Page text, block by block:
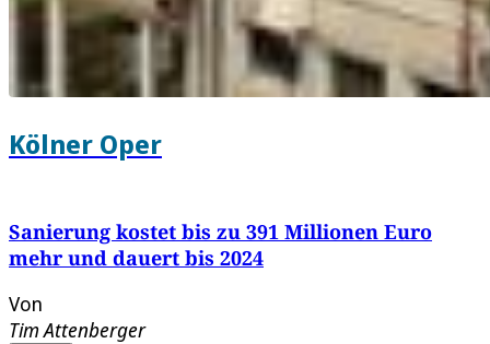
Kölner Oper
Sanierung kostet bis zu 391 Millionen Euro
mehr und dauert bis 2024
Von
Tim Attenberger